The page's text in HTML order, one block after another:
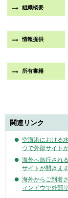
組織概要
情報提供
所有書籍
関連リンク
空海港における
ウで外部サイト
海外へ旅行され
サイトが開きます
海外からご到着
ィンドウで外部